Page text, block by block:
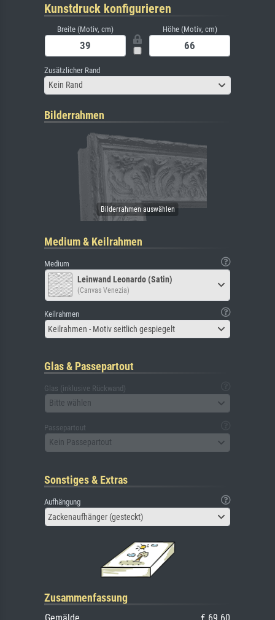
Kunstdruck konfigurieren
Breite (Motiv, cm) Höhe (Motiv, cm)
Zusätzlicher Rand
Kein Rand
Bilderrahmen
Medium & Keilrahmen
Medium
Leinwand Leonardo (Satin)
(Canvas Venezia)
Keilrahmen
Keilrahmen - Motiv seitlich gespiegelt
Glas & Passepartout
Glas (inklusive Rückwand)
Bitte wählen
Passepartout
Kein Passepartout
Sonstiges & Extras
Aufhängung
Zackenaufhänger (gesteckt)
Zusammenfassung